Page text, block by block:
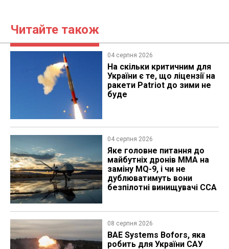
Читайте також
04 серпня 2026
На скільки критичним для
України є те, що ліцензії на
ракети Patriot до зими не
буде
04 серпня 2026
Яке головне питання до
майбутніх дронів MMA на
заміну MQ-9, і чи не
дублюватимуть вони
безпілотні винищувачі CCA
08 серпня 2026
BAE Systems Bofors, яка
робить для України САУ